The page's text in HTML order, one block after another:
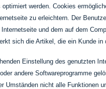
werden. Cookies
zu erleichtern. Der
und dem auf dem
sich die Artikel, die ein Kunde
Einstellung des genutzten
andere Softwareprogramme
nicht alle Funktionen